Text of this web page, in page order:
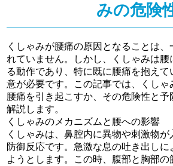
みの危険
くしゃみが腰痛の原因となることは
れていません。しかし、くしゃみは腰
る動作であり、特に既に腰痛を抱え
意が必要です。この記事では、くしゃ
腰痛を引き起こすか、その危険性と予
解説します。
くしゃみのメカニズムと腰への影響
くしゃみは、鼻腔内に異物や刺激物
防御反応です。急激な息の吐き出しに
ようとします。この時、腹部と胸部の